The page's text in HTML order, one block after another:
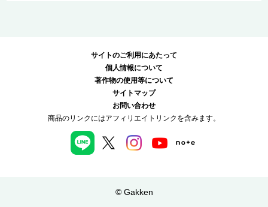
サイトのご利用にあたって
個人情報について
著作物の使用等について
サイトマップ
お問い合わせ
商品のリンクにはアフィリエイトリンクを含みます。
© Gakken